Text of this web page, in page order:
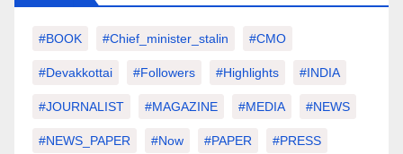
#BOOK #chief_minister_stalin #CMO
#devakkottai #followers #highlights #INDIA
#JOURNALIST #MAGAZINE #MEDIA #NEWS
#NEWS_PAPER #Now #PAPER #PRESS